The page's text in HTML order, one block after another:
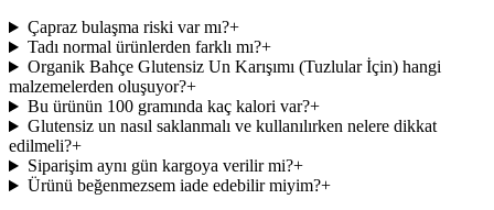
Çapraz bulaşma riski var mı?+
Tadı normal ürünlerden farklı mı?+
Organik Bahçe Glutensiz Un Karışımı (Tuzlular İçin) hangi
malzemelerden oluşuyor?+
Bu ürünün 100 gramında kaç kalori var?+
Glutensiz un nasıl saklanmalı ve kullanılırken nelere dikkat
edilmeli?+
Siparişim aynı gün kargoya verilir mi?+
Ürünü beğenmezsem iade edebilir miyim?+